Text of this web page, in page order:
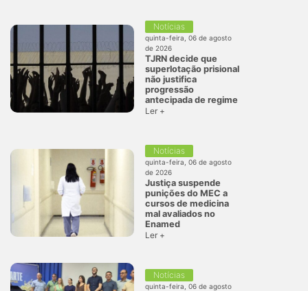
Notícias
quinta-feira, 06 de agosto
de 2026
TJRN decide que
superlotação prisional
não justifica
progressão
antecipada de regime
Ler +
Notícias
quinta-feira, 06 de agosto
de 2026
Justiça suspende
punições do MEC a
cursos de medicina
mal avaliados no
Enamed
Ler +
Notícias
quinta-feira, 06 de agosto